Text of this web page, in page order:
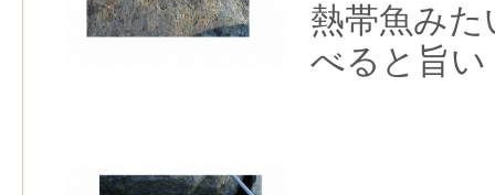
熱帯魚み
べると旨い